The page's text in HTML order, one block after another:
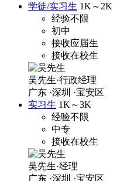
学徒/实习生 1K～2K
经验不限
初中
接收应届生
接收在校生
吴先生·行政经理
广东 ·深圳 ·宝安区
实习生 1K～3K
经验不限
中专
接收在校生
吴先生·经理
广东 ·深圳 ·宝安区